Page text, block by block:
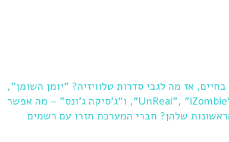
אז מה לגבי סדרות טלוויזיה? "יומן השומן",
"יומני הערפד", "שטיסל", "גן סודי", "UnReal", "iZombie", ו"ג'סיקה ג'ונס" – מה אפשר
שלהן? חברי המערכת חזרו עם רשמים